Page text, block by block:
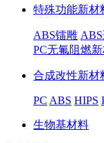
特殊功能新材
ABS镭雕
PC无氟阻燃
合成改性新材
PC ABS HIPS
生物基材料